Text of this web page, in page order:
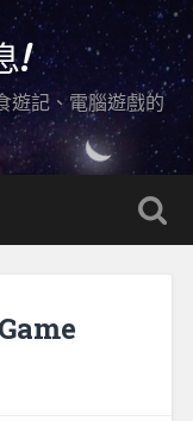
!
遊記、電腦遊戲的